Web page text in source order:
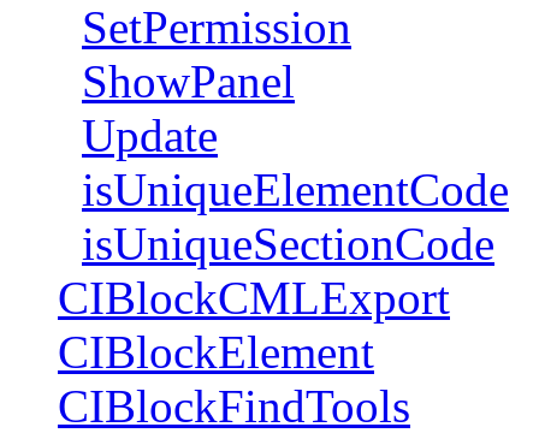
SetPermission
ShowPanel
Update
isUniqueElementCode
isUniqueSectionCode
CIBlockCMLExport
CIBlockElement
CIBlockFindTools